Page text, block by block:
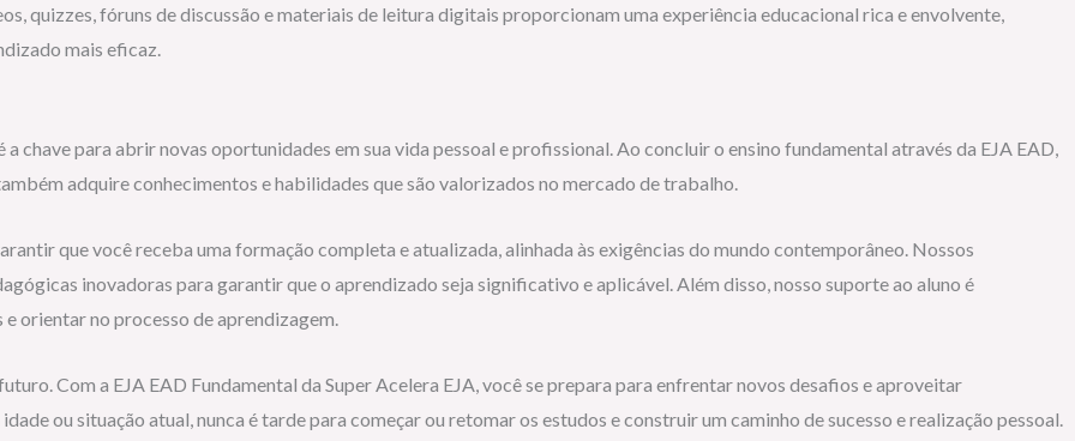
quizzes, fóruns de discussão e materiais de leitura digitais proporcionam uma experiência educacional rica e envolvente,
mais eficaz.
chave para abrir novas oportunidades em sua vida pessoal e profissional. Ao concluir o ensino fundamental através da EJA EAD,
adquire conhecimentos e habilidades que são valorizados no mercado de trabalho.
que você receba uma formação completa e atualizada, alinhada às exigências do mundo contemporâneo. Nossos
inovadoras para garantir que o aprendizado seja significativo e aplicável. Além disso, nosso suporte ao aluno é
orientar no processo de aprendizagem.
Com a EJA EAD Fundamental da Super Acelera EJA, você se prepara para enfrentar novos desafios e aproveitar
ou situação atual, nunca é tarde para começar ou retomar os estudos e construir um caminho de sucesso e realização pessoal.